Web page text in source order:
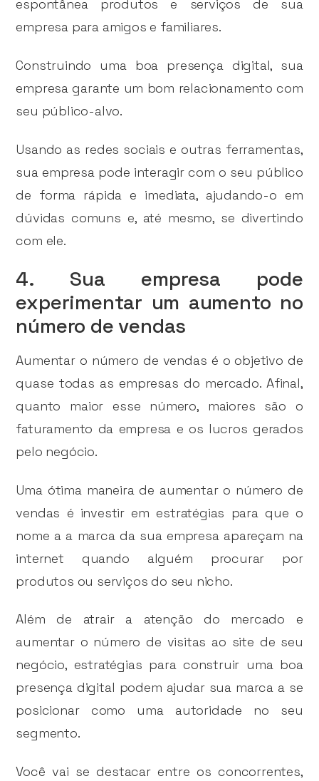
espontânea produtos e serviços de sua
empresa para amigos e familiares.
Construindo uma boa presença digital, sua
empresa garante um bom relacionamento com
seu público-alvo.
Usando as redes sociais e outras ferramentas,
sua empresa pode interagir com o seu público
de forma rápida e imediata, ajudando-o em
dúvidas comuns e, até mesmo, se divertindo
com ele.
4. Sua empresa pode
experimentar um aumento no
número de vendas
Aumentar o número de vendas é o objetivo de
quase todas as empresas do mercado. Afinal,
quanto maior esse número, maiores são o
faturamento da empresa e os lucros gerados
pelo negócio.
Uma ótima maneira de aumentar o número de
vendas é investir em estratégias para que o
nome a a marca da sua empresa apareçam na
internet quando alguém procurar por
produtos ou serviços do seu nicho.
Além de atrair a atenção do mercado e
aumentar o número de visitas ao site de seu
negócio, estratégias para construir uma boa
presença digital podem ajudar sua marca a se
posicionar como uma autoridade no seu
segmento.
Você vai se destacar entre os concorrentes,